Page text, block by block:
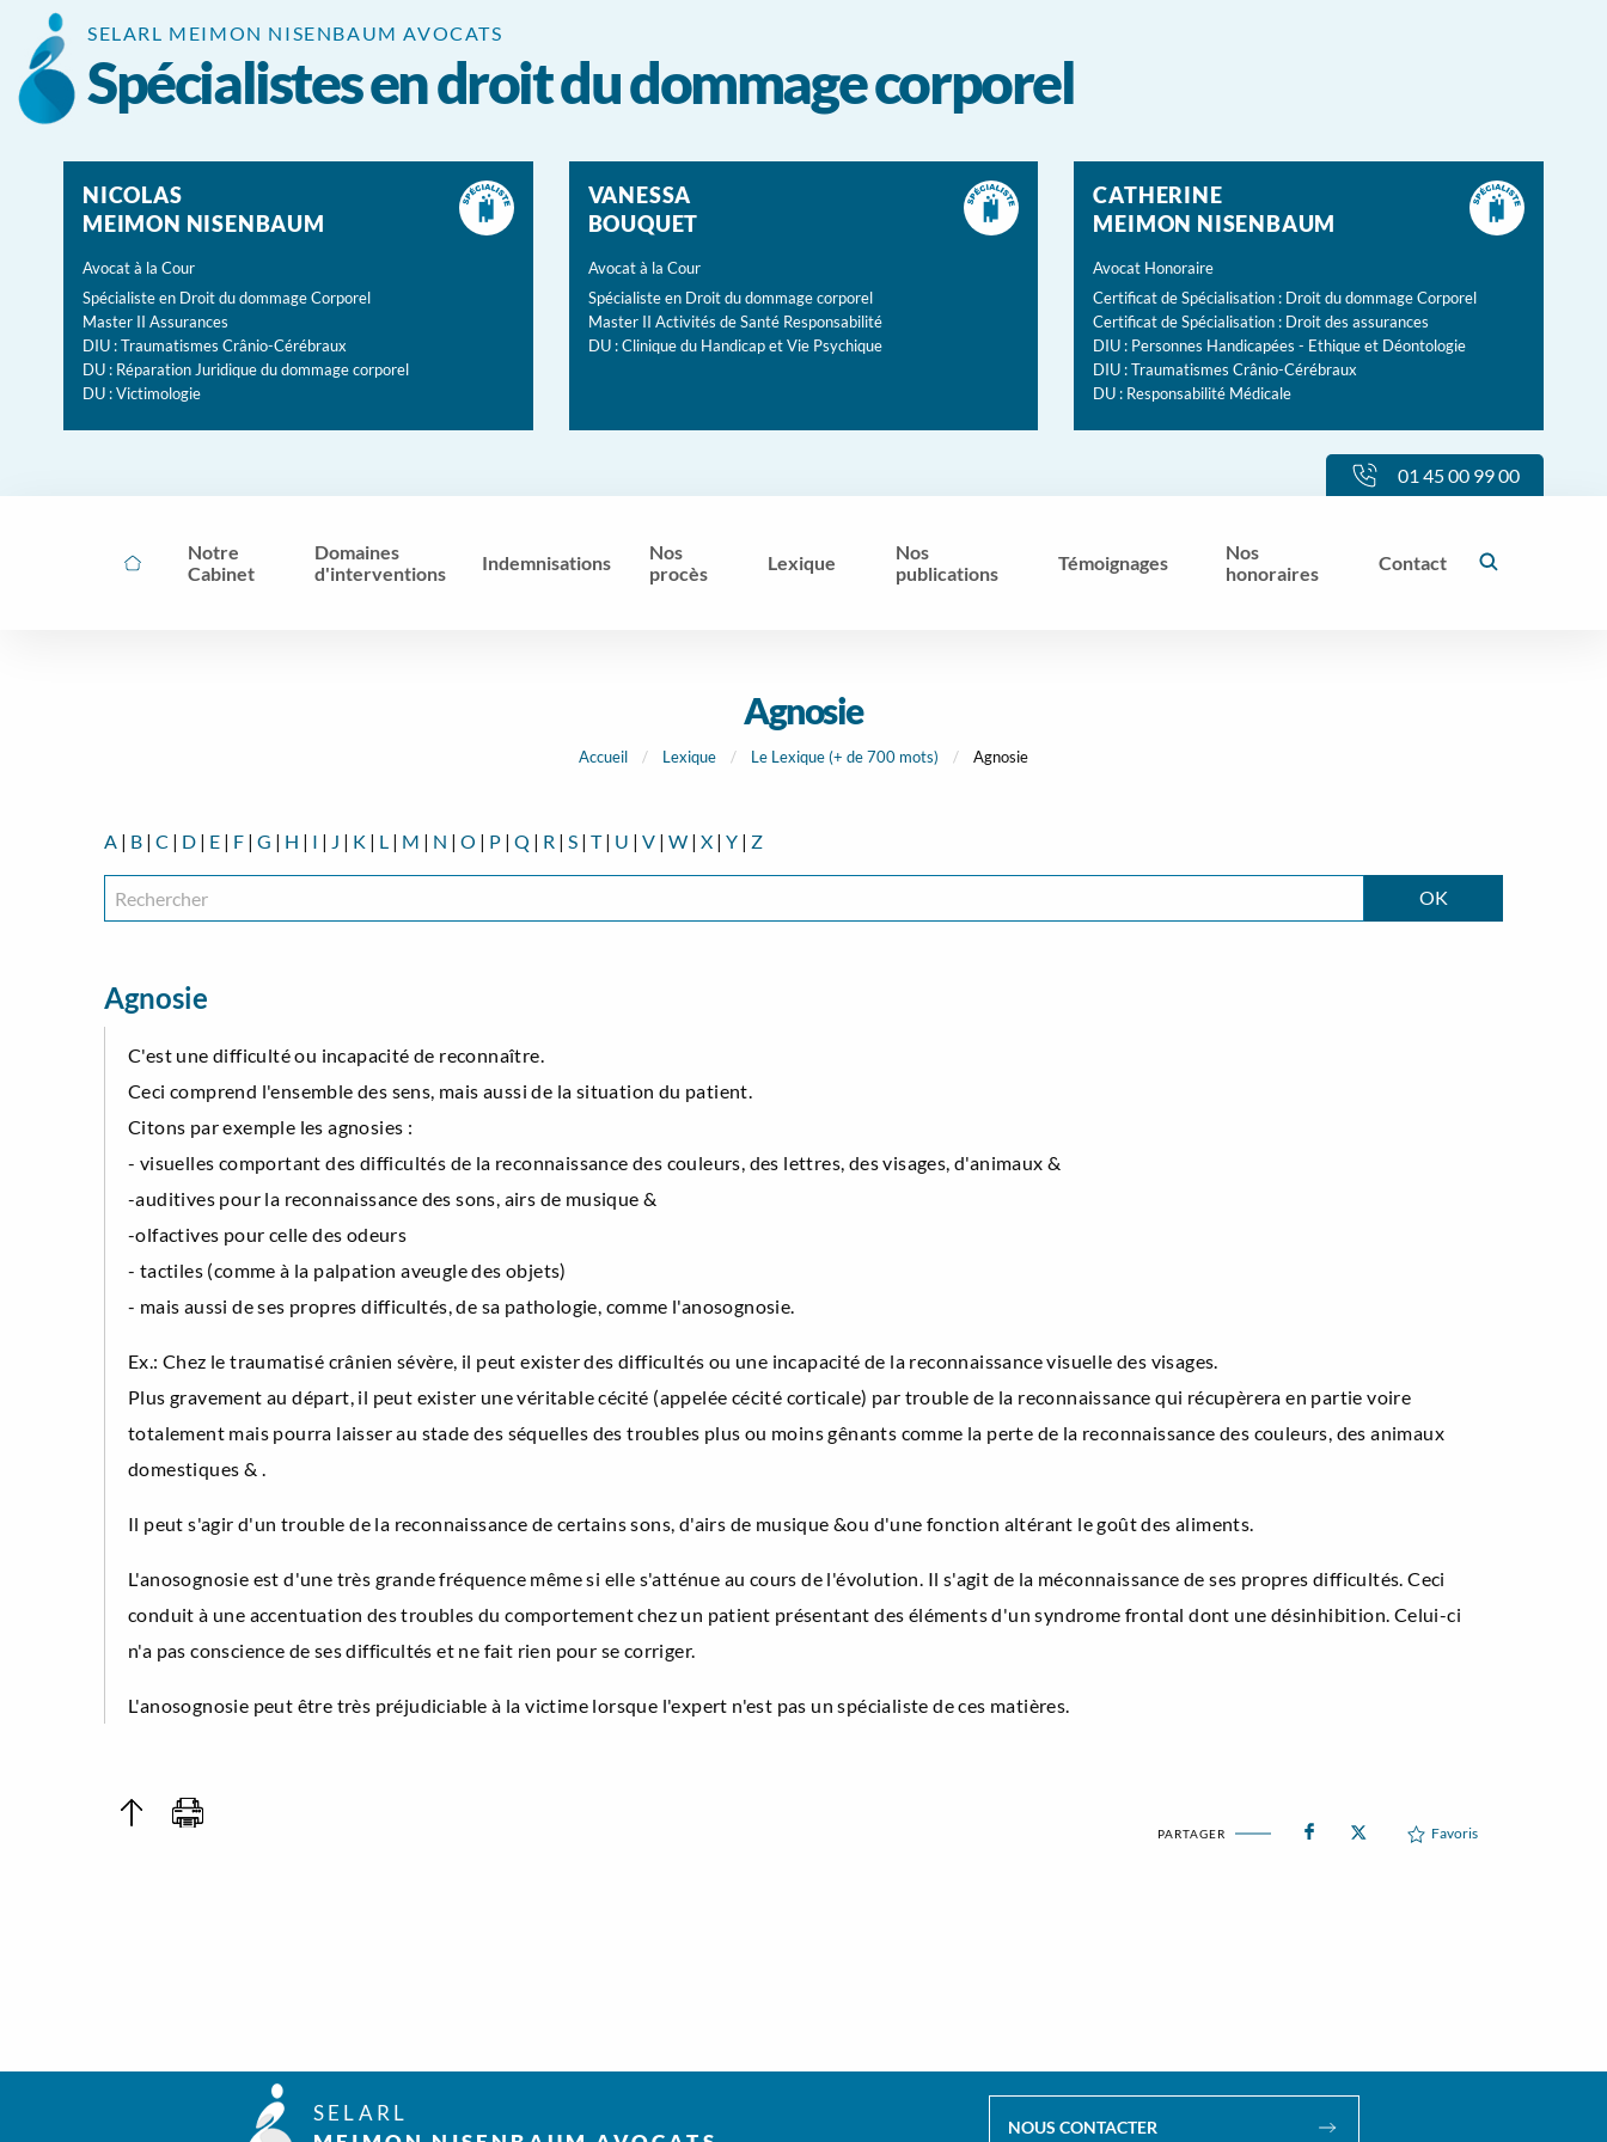
SELARL MEIMON NISENBAUM AVOCATS
Spécialistes en droit du dommage corporel
NICOLAS
MEIMON NISENBAUM
Avocat à la Cour
Spécialiste en Droit du dommage Corporel
Master II Assurances
DIU : Traumatismes Crânio-Cérébraux
DU : Réparation Juridique du dommage corporel
DU : Victimologie
VANESSA
BOUQUET
Avocat à la Cour
Spécialiste en Droit du dommage corporel
Master II Activités de Santé Responsabilité
DU : Clinique du Handicap et Vie Psychique
CATHERINE
MEIMON NISENBAUM
Avocat Honoraire
Certificat de Spécialisation : Droit du dommage Corporel
Certificat de Spécialisation : Droit des assurances
DIU : Personnes Handicapées - Ethique et Déontologie
DIU : Traumatismes Crânio-Cérébraux
DU : Responsabilité Médicale
01 45 00 99 00
Notre
Cabinet
Domaines
d'interventions
Indemnisations
Nos
procès
Lexique
Nos
publications
Témoignages
Nos
honoraires
Contact
Agnosie
Accueil Lexique Le Lexique (+ de 700 mots) Agnosie
A | B | C | D | E | F | G | H | I | J | K | L | M | N | O | P | Q | R | S | T| U | V | W | X | Y | Z
Agnosie
C'est une difficulté ou incapacité de reconnaître.
Ceci comprend l'ensemble des sens, mais aussi de la situation du patient.
Citons par exemple les agnosies :
- visuelles comportant des difficultés de la reconnaissance des couleurs, des lettres, des visages, d'animaux &
-auditives pour la reconnaissance des sons, airs de musique &
-olfactives pour celle des odeurs
- tactiles (comme à la palpation aveugle des objets)
- mais aussi de ses propres difficultés, de sa pathologie, comme l'anosognosie.
Ex.: Chez le traumatisé crânien sévère, il peut exister des difficultés ou une incapacité de la reconnaissance visuelle des visages.
Plus gravement au départ, il peut exister une véritable cécité (appelée cécité corticale) par trouble de la reconnaissance qui récupèrera en partie voire
totalement mais pourra laisser au stade des séquelles des troubles plus ou moins gênants comme la perte de la reconnaissance des couleurs, des animaux
domestiques & .
Il peut s'agir d'un trouble de la reconnaissance de certains sons, d'airs de musique &ou d'une fonction altérant le goût des aliments.
L'anosognosie est d'une très grande fréquence même si elle s'atténue au cours de l'évolution. Il s'agit de la méconnaissance de ses propres difficultés. Ceci
conduit à une accentuation des troubles du comportement chez un patient présentant des éléments d'un syndrome frontal dont une désinhibition. Celui-ci
n'a pas conscience de ses difficultés et ne fait rien pour se corriger.
L'anosognosie peut être très préjudiciable à la victime lorsque l'expert n'est pas un spécialiste de ces matières.
PARTAGER Favoris
SELARL
NOUS CONTACTER
Panneau de gestion des cookies